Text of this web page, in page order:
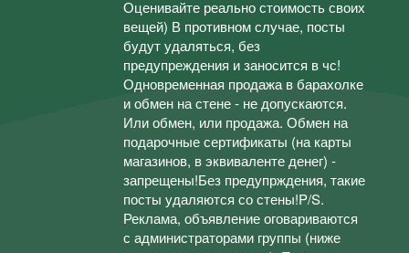
Оценивайте реально стоимость своих
вещей) В противном случае, посты
будут удаляться, без
предупреждения и заносится в чс!
Одновременная продажа в барахолке
и обмен на стене - не допускаются.
Или обмен, или продажа. Обмен на
подарочные сертификаты (на карты
магазинов, в эквиваленте денег) -
запрещены!Без предупрждения, такие
посты удаляются со стены!P/S.
Реклама, объявление оговариваются
с администраторами группы (ниже